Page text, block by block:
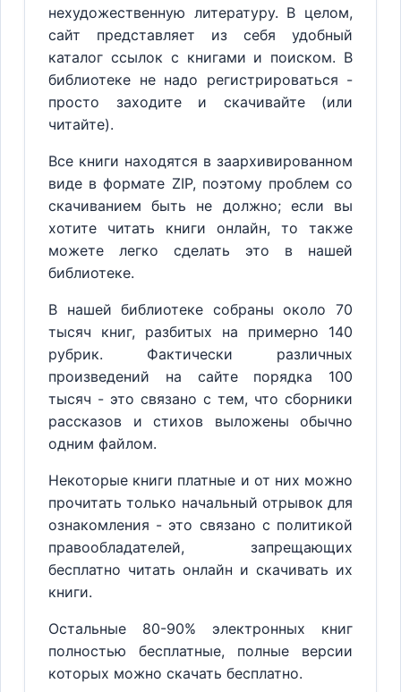
нехудожественную литературу. В целом,
сайт представляет из себя удобный
каталог ссылок с книгами и поиском. В
библиотеке не надо регистрироваться -
просто заходите и скачивайте (или
читайте).
Все книги находятся в заархивированном
виде в формате ZIP, поэтому проблем со
скачиванием быть не должно; если вы
хотите читать книги онлайн, то также
можете легко сделать это в нашей
библиотеке.
В нашей библиотеке собраны около 70
тысяч книг, разбитых на примерно 140
рубрик. Фактически различных
произведений на сайте порядка 100
тысяч - это связано с тем, что сборники
рассказов и стихов выложены обычно
одним файлом.
Некоторые книги платные и от них можно
прочитать только начальный отрывок для
ознакомления - это связано с политикой
правообладателей, запрещающих
бесплатно читать онлайн и скачивать их
книги.
Остальные 80-90% электронных книг
полностью бесплатные, полные версии
которых можно скачать бесплатно.